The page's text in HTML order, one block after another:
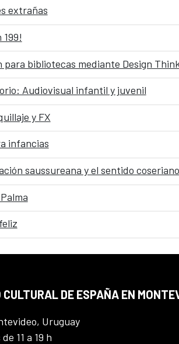
extrañas
para bibliotecas mediante Design
Audiovisual infantil y juvenil
y FX
infancias
saussureana y el sentido coseriano
CULTURAL DE ESPAÑA EN
Uruguay
11 a 19 h